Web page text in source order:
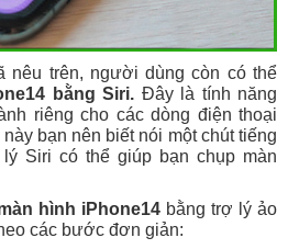
nêu trên, người dùng còn có thể
bằng Siri. Đây là tính năng
riêng cho các dòng điện thoại
bạn nên biết nói một chút tiếng
Siri có thể giúp bạn chụp màn
hình iPhone14 bằng trợ lý ảo
các bước đơn giản: